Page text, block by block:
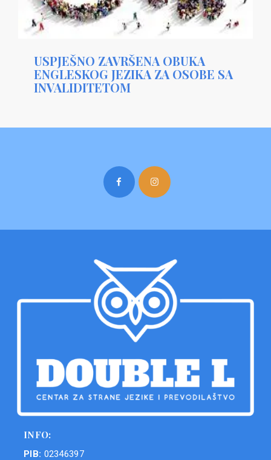
USPJEŠNO ZAVRŠENA OBUKA
ENGLESKOG JEZIKA ZA OSOBE SA
INVALIDITETOM
INFO:
PIB: 02346397